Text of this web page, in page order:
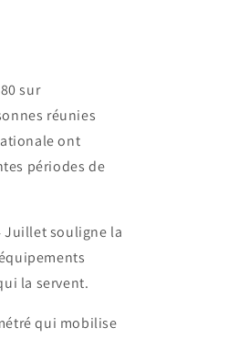
sur
réunies
ont
périodes de
Juillet souligne la
la servent.
qui mobilise